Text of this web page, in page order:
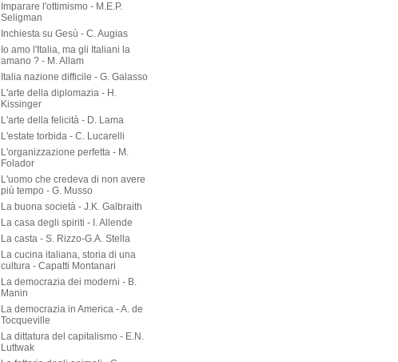
Imparare l'ottimismo - M.E.P.
Seligman
Inchiesta su Gesù - C. Augias
Io amo l'Italia, ma gli Italiani la
amano ? - M. Allam
Italia nazione difficile - G. Galasso
L'arte della diplomazia - H.
Kissinger
L'arte della felicità - D. Lama
L'estate torbida - C. Lucarelli
L'organizzazione perfetta - M.
Folador
L'uomo che credeva di non avere
più tempo - G. Musso
La buona società - J.K. Galbraith
La casa degli spiriti - I. Allende
La casta - S. Rizzo-G.A. Stella
La cucina italiana, storia di una
cultura - Capatti Montanari
La democrazia dei moderni - B.
Manin
La democrazia in America - A. de
Tocqueville
La dittatura del capitalismo - E.N.
Luttwak